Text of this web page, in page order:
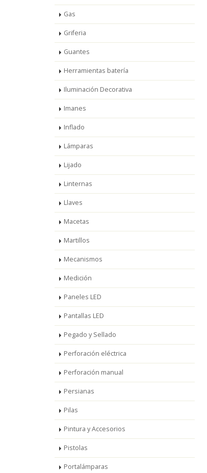
Gas
Griferia
Guantes
Herramientas batería
Iluminación Decorativa
Imanes
Inflado
Lámparas
Lijado
Linternas
Llaves
Macetas
Martillos
Mecanismos
Medición
Paneles LED
Pantallas LED
Pegado y Sellado
Perforación eléctrica
Perforación manual
Persianas
Pilas
Pintura y Accesorios
Pistolas
Portalámparas